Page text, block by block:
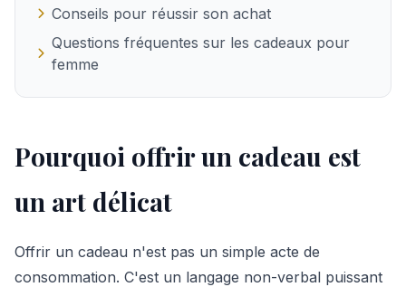
Conseils pour réussir son achat
Questions fréquentes sur les cadeaux pour
femme
Pourquoi offrir un cadeau est
un art délicat
Offrir un cadeau n'est pas un simple acte de
consommation. C'est un langage non-verbal puissant